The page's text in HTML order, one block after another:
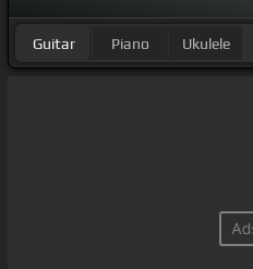
Guitar Piano Ukulele